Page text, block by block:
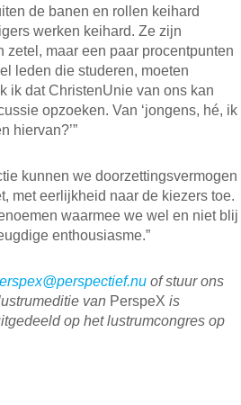
de banen en rollen keihard
werken keihard. Ze zijn
zetel, maar een paar procentpunten
leden die studeren, moeten
ik dat ChristenUnie van ons kan
opzoeken. Van ‘jongens, hé, ik
hiervan?’”
kunnen we doorzettingsvermogen
met eerlijkheid naar de kiezers toe.
waarmee we wel en niet blij
enthousiasme.”
of stuur ons
van PerspeX is
op het lustrumcongres op